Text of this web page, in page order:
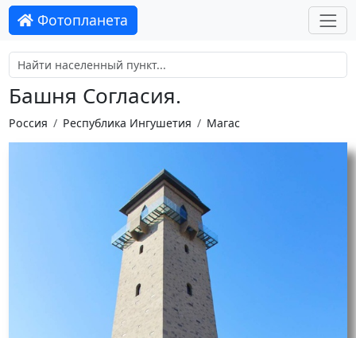
Фотопланета
Башня Согласия.
Россия Республика Ингушетия Магас